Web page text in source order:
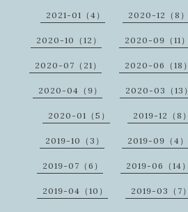
2021-01（4） 2020-12（8）
2020-10（12） 2020-09（11）
2020-07（21） 2020-06（18）
2020-04（9） 2020-03（13）
2020-01（5） 2019-12（8）
2019-10（3） 2019-09（4）
2019-07（6） 2019-06（14）
2019-04（10） 2019-03（7）